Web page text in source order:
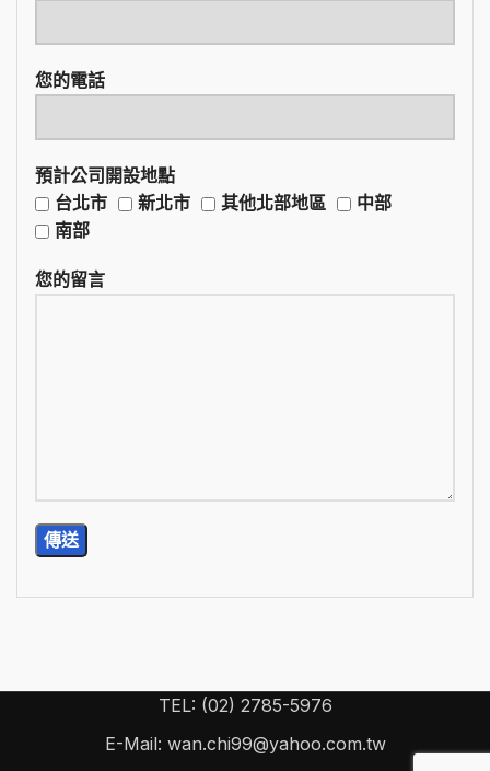
您的電話
預計公司開設地點
台北市
新北市 其他北部地區
中部
南部
您的留言
TEL: (02) 2785-5976
E-Mail: wan.chi99@yahoo.com.tw